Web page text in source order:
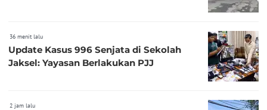
36 menit lalu
Update Kasus 996 Senjata di Sekolah
Jaksel: Yayasan Berlakukan PJJ
2 jam lalu